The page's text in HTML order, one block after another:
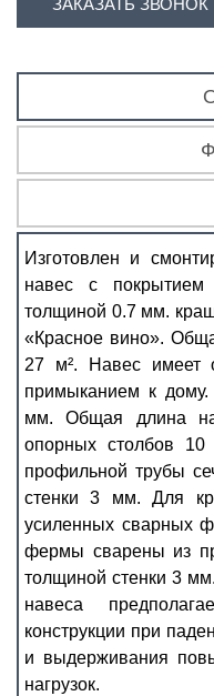
ЗАКАЗАТЬ ЗВОНОК
Изготовлен и
навес с
толщиной 0.7 мм.
«Красное вино».
27 м². Навес имеет
примыканием к
мм. Общая длина
опорных столбов
профильной трубы
стенки 3 мм. Для
усиленных сварных
фермы сварены из
толщиной стенки 3
навеса
конструкции при
и выдерживания
нагрузок.